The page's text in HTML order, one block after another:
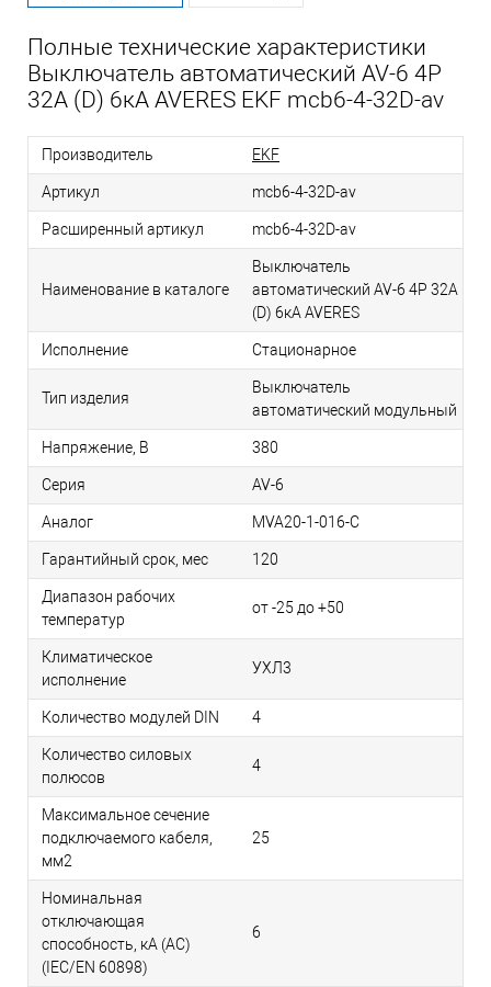
Полные технические характеристики
Выключатель автоматический AV-6 4P
32A (D) 6кА AVERES EKF mcb6-4-32D-av
Производитель EKF
Артикул mcb6-4-32D-av
Расширенный артикул mcb6-4-32D-av
Наименование в каталоге
Выключатель
автоматический AV-6 4P 32A
(D) 6кА AVERES
Исполнение Стационарное
Тип изделия
Выключатель
автоматический модульный
Напряжение, В 380
Серия AV-6
Аналог MVA20-1-016-C
Гарантийный срок, мес 120
Диапазон рабочих
температур
от -25 до +50
Климатическое
исполнение
УХЛ3
Количество модулей DIN 4
Количество силовых
полюсов
4
Максимальное сечение
подключаемого кабеля,
мм2
25
Номинальная
отключающая
способность, кA (AC)
(IEC/EN 60898)
6